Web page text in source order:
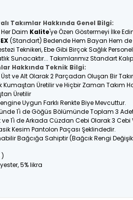
Takımlar Hakkında Genel Bilgi:
Daim Kalite'ye Özen Göstermeyi İlke
(Standart) Bedende Hem Bayan Hem de
Teknikeri, Ebe Gibi Birçok Sağlık
Sunacaktır... Takımlarımız Standart
Hakkında Teknik Bilgi:
ve Alt Olarak 2 Parçadan Oluşan Bir
Kumaştan Üretilir ve Hiçbir Zaman Takım
Üretilir
Uygun Farklı Renkte Biye Mevcuttur.
1'i de Göğüs Bölümünde Toplam 3
1'i de Arkada Cüzdan Cebi Olarak 3 Cebi
Kesim Pantolon Paçası Şeklindedir.
Bağcığa Sahiptir (Bağcık Rengi
)
5% likra